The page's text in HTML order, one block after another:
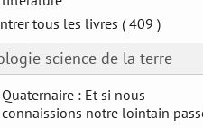
tous les livres ( 409 )
science de la terre
Quaternaire : Et si nous
connaissions notre lointain